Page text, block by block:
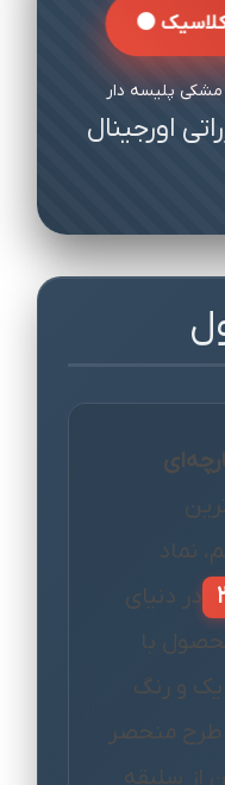
مشکی پلیسه دار
اورجینال
نماد
در دنیای
با
یک و رنگ
طرح منحصر
از سلیقه